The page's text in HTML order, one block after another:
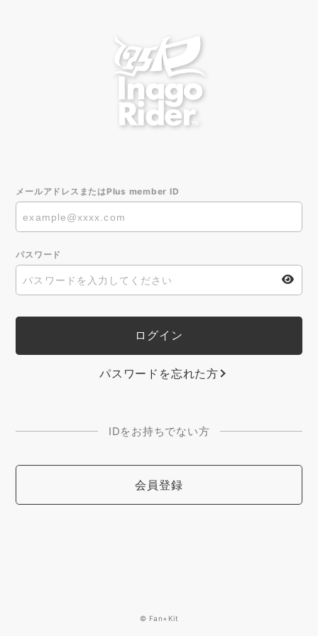
メールアドレスまたはPlus member ID
パスワード
パスワードを忘れた方
IDをお持ちでない方
会員登録
© Fan+Kit